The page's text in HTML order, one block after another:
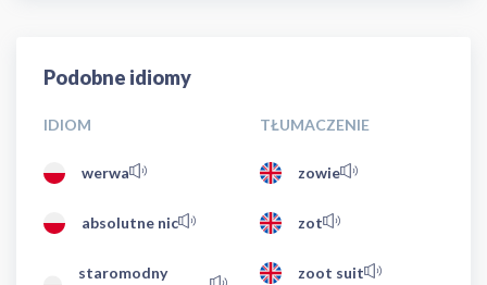
Podobne idiomy
IDIOM TŁUMACZENIE
werwa zowie
absolutne nic zot
staromodny
zoot suit